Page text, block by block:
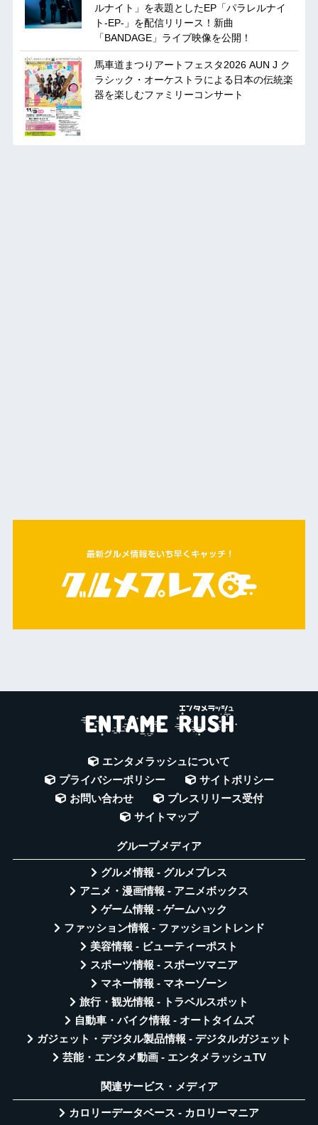
ルナイト」を表題としたEP「パラレルナイ
ト-EP-」を配信リリース！新曲
「BANDAGE」ライブ映像を公開！
馬車道まつりアートフェスタ2026 AUN J ク
ラシック・オーケストラによる日本の伝統楽
器を楽しむファミリーコンサート
エンタメラッシュについて
プライバシーポリシー
サイトポリシー
お問い合わせ
プレスリリース受付
サイトマップ
グループメディア
グルメ情報 - グルメプレス
アニメ・漫画情報 - アニメボックス
ゲーム情報 - ゲームハック
ファッション情報 - ファッショントレンド
美容情報 - ビューティーポスト
スポーツ情報 - スポーツマニア
マネー情報 - マネーゾーン
旅行・観光情報 - トラベルスポット
自動車・バイク情報 - オートタイムズ
ガジェット・デジタル製品情報 - デジタルガジェット
芸能・エンタメ動画 - エンタメラッシュTV
関連サービス・メディア
カロリーデータベース - カロリーマニア